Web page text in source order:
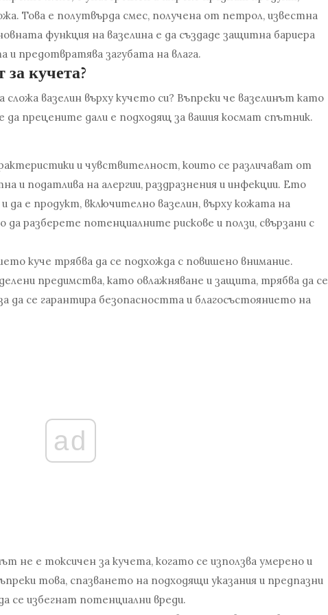
Това е полутвърда смес, получена от петрол, известна
функция на вазелина е да създаде защитна бариера
и предотвратява загубата на влага.
за кучета?
сложа вазелин върху кучето си? Въпреки че вазелинът като
да прецените дали е подходящ за вашия космат спътник.
и чувствителност, които се различават от
и податлива на алергии, раздразнения и инфекции. Ето
да е продукт, включително вазелин, върху кожата на
разберете потенциалните рискове и ползи, свързани с
куче трябва да се подхожда с повишено внимание.
предимства, като овлажняване и защита, трябва да се
да се гарантира безопасността и благосъстоянието на
ad
не е токсичен за кучета, когато се използва умерено и
това, спазването на подходящи указания и предпазни
се избегнат потенциални вреди.